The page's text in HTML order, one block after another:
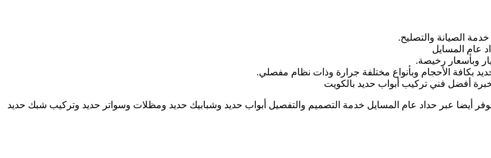
الصيانة والتصليح.
عام المسايل
وبأسعار رخيصة.
بكافة الأحجام وبأنواع مختلفة جرارة وذات نظام مفصلي.
أفضل فني تركيب أبواب حديد بالكويت
أيضا عبر حداد عام المسايل خدمة التصميم والتفصيل أبواب حديد وشبابيك حديد ومظلات وسواتر حديد وتركيب شبك حديد